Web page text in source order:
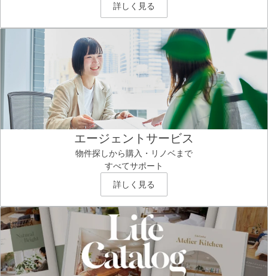
詳しく見る
エージェントサービス
物件探しから購入・リノベまで
すべてサポート
詳しく見る